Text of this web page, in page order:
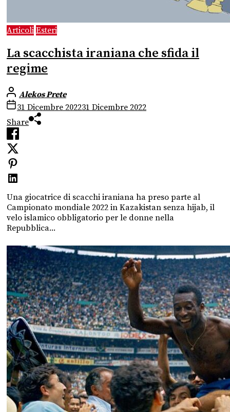
Articoli Esteri
La scacchista iraniana che sfida il
regime
Alekos Prete
31 Dicembre 202231 Dicembre 2022
Share
Una giocatrice di scacchi iraniana ha preso parte al
Campionato mondiale 2022 in Kazakistan senza hijab, il
velo islamico obbligatorio per le donne nella
Repubblica...